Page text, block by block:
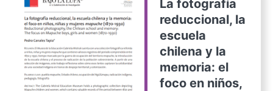
La fotografía
reduccional, la
escuela
chilena y la
memoria: el
foco en niños,